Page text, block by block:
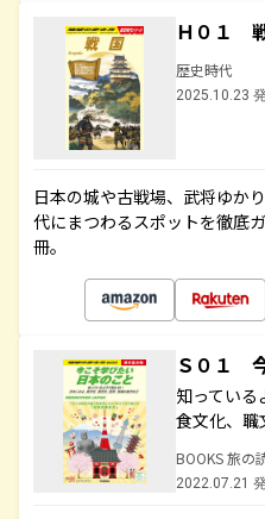
Ｈ０１
歴史時代
2025.10.23
日本の城や古戦場、武将ゆか
代にまつわるスポットを徹底
冊。
Ｓ０１
知ってい
食文化、職
BOOKS 旅の
2022.07.21